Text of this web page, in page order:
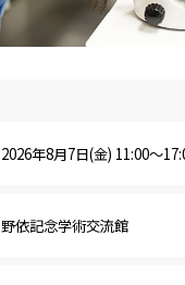
2026年8月7日(金) 11:00〜
野依記念学術交流館